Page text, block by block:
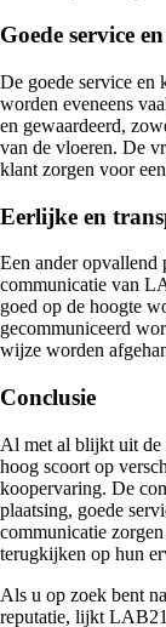
Goede service
De goede service
worden eveneens
en gewaardeerd,
van de vloeren. De
klant zorgen voor
Eerlijke en
Een ander opvallend
communicatie van
goed op de hoogte
gecommuniceerd
wijze worden
Conclusie
Al met al blijkt uit de
hoog scoort op
koopervaring. De
plaatsing, goede
communicatie
terugkijken op hun
Als u op zoek bent
reputatie, lijkt